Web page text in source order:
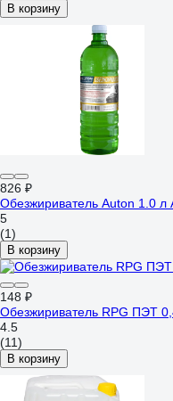
В корзину
826 ₽
Обезжириватель Auton 1.0 л
5
(1)
В корзину
148 ₽
Обезжириватель RPG ПЭТ
4.5
(11)
В корзину